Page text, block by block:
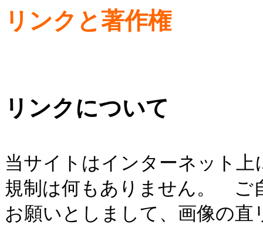
リンクと著作権
リンクについて
当サイトはインターネット
規制は何もありません。 ご
お願いとしまして、画像の直